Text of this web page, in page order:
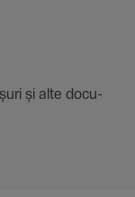
și alte docu­